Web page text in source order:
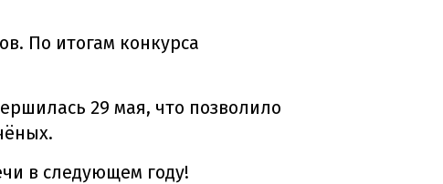
По итогам конкурса
29 мая, что позволило
в следующем году!